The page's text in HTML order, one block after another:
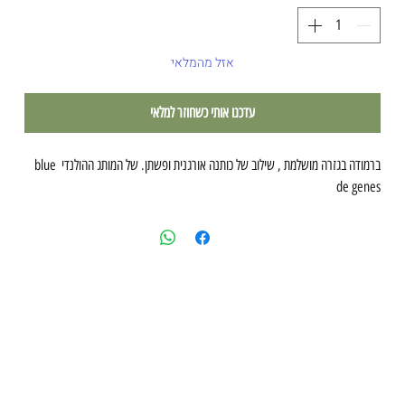
אזל מהמלאי
עדכנו אותי כשחוזר למלאי
ברמודה בגזרה מושלמת , שילוב של כותנה אורגנית ופשתן. של המותג ההולנדי blue
de genes